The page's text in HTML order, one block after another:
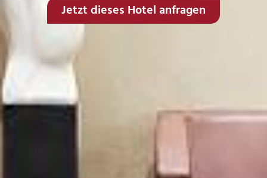
Jetzt dieses Hotel anfragen